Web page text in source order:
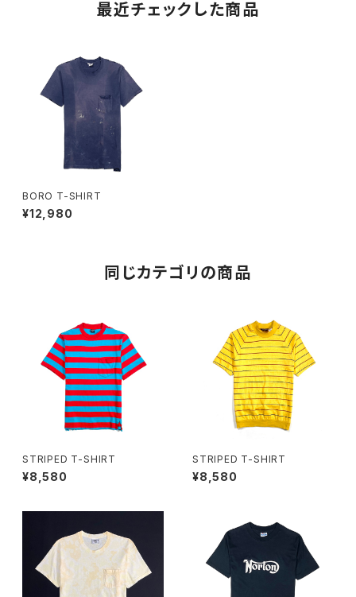
最近チェックした商品
BORO T-SHIRT
¥12,980
同じカテゴリの商品
STRIPED T-SHIRT
¥8,580
STRIPED T-SHIRT
¥8,580